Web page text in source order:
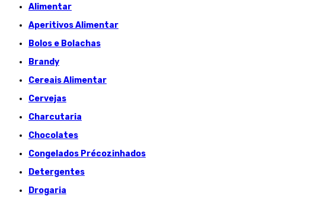
Alimentar
Aperitivos Alimentar
Bolos e Bolachas
Brandy
Cereais Alimentar
Cervejas
Charcutaria
Chocolates
Congelados Précozinhados
Detergentes
Drogaria